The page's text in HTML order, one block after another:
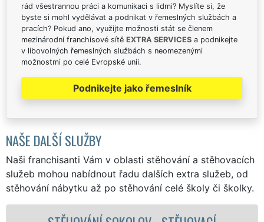
rád všestrannou práci a komunikaci s lidmi? Myslíte si, že
byste si mohl vydělávat a podnikat v řemeslných službách a
pracích? Pokud ano, využijte možnosti stát se členem
mezinárodní franchisové sítě EXTRA SERVICES a podnikejte
v libovolných řemeslných službách s neomezenými
možnostmi po celé Evropské unii.
Podnikejte jako řemeslník
NAŠE DALŠÍ SLUŽBY
Naši franchisanti Vám v oblasti stěhování a stěhovacích
služeb mohou nabídnout řadu dalších extra služeb, od
stěhování nábytku až po stěhování celé školy či školky.